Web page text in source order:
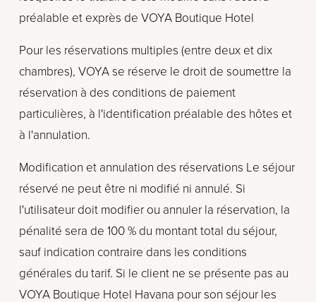
préalable et exprès de VOYA Boutique Hotel
Pour les réservations multiples (entre deux et dix
chambres), VOYA se réserve le droit de soumettre la
réservation à des conditions de paiement
particulières, à l'identification préalable des hôtes et
à l'annulation.
Modification et annulation des réservations Le séjour
réservé ne peut être ni modifié ni annulé. Si
l'utilisateur doit modifier ou annuler la réservation, la
pénalité sera de 100 % du montant total du séjour,
sauf indication contraire dans les conditions
générales du tarif. Si le client ne se présente pas au
VOYA Boutique Hotel Havana pour son séjour les